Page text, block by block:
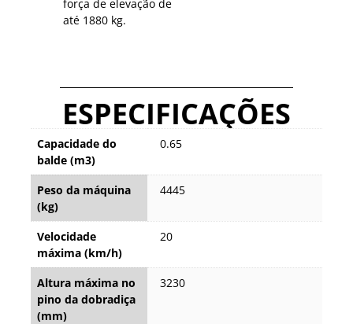
força de elevação de
até 1880 kg.
ESPECIFICAÇÕES
Capacidade do
balde (m3)
0.65
Peso da máquina
(kg)
4445
Velocidade
máxima (km/h)
20
Altura máxima no
pino da dobradiça
(mm)
3230